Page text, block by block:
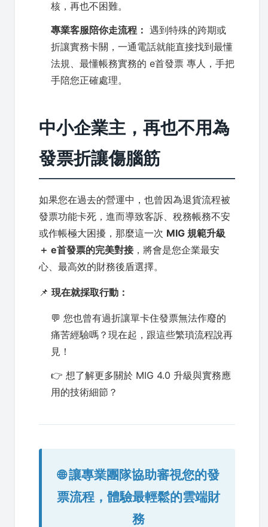
核，再也不困難。
專業客服陪你走流程： 遇到特殊的跨期或
折讓實務卡關，一通電話就能直接找到最懂
法規、最懂帳務實務的 e首發票 專人，手把
手陪您正確處理。
中小企業主，再也不用為
發票折讓傷腦筋
如果您在過去的營運中，也曾因為退貨流程被
發票功能卡死，進而導致客訴、稅務帳務不安
或作帳極大困擾，那麼這一次 MIG 規範升級
＋ e首發票的完美對接，將會是您企業最安
心、最高效的財務後盾選擇。
📌 現在就採取行動：
💬 您也曾有過折讓單卡住發票無法作廢的
痛苦經驗嗎？現在起，跟這些繁瑣流程說再
見！
👉 想了解更多關於 MIG 4.0 升級與實務應
用的技術細節？
🌐 讓專業團隊協助審視您的發
票流程，體驗最輕鬆的雲端財
務